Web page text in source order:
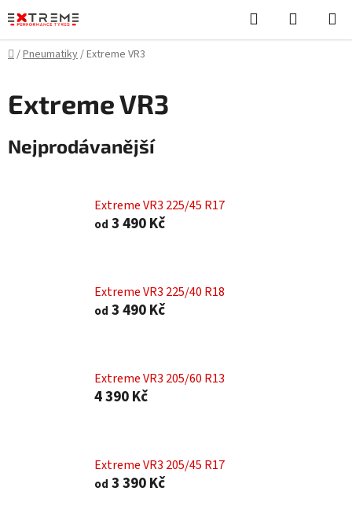
na
obsah
Hledat
KOŠÍK
Domů
/Pneumatiky/Extreme VR3
Extreme VR3
Nejprodávanější
Extreme VR3 225/45 R17
od 3 490 Kč
Extreme VR3 225/40 R18
od 3 490 Kč
Extreme VR3 205/60 R13
4 390 Kč
Extreme VR3 205/45 R17
od 3 390 Kč